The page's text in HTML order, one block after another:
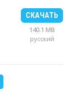
СКАЧАТЬ
140.1 MB
русский